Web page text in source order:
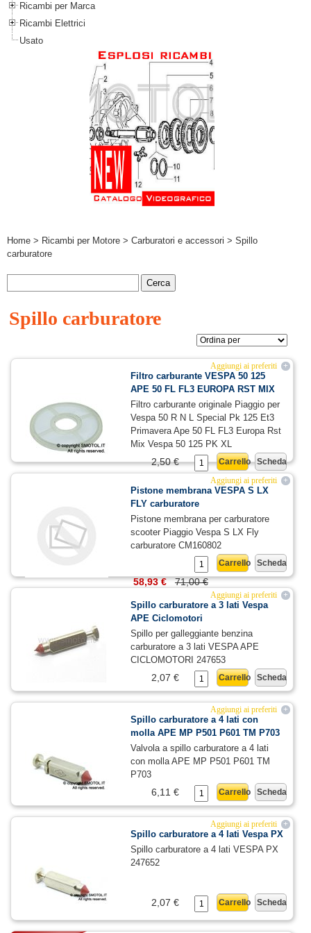
Ricambi per Marca
Ricambi Elettrici
Usato
Home > Ricambi per Motore > Carburatori e accessori > Spillo
carburatore
Spillo carburatore
+
Aggiungi ai preferiti
Filtro carburante VESPA 50 125
APE 50 FL FL3 EUROPA RST MIX
Filtro carburante originale Piaggio per
Vespa 50 R N L Special Pk 125 Et3
Primavera Ape 50 FL FL3 Europa Rst
Mix Vespa 50 125 PK XL
Scheda
Carrello
2,50 €
+
Aggiungi ai preferiti
Pistone membrana VESPA S LX
FLY carburatore
Pistone membrana per carburatore
scooter Piaggio Vespa S LX Fly
carburatore CM160802
Scheda
Carrello
71,00 €
58,93 €
+
Aggiungi ai preferiti
Spillo carburatore a 3 lati Vespa
APE Ciclomotori
Spillo per galleggiante benzina
carburatore a 3 lati VESPA APE
CICLOMOTORI 247653
Scheda
Carrello
2,07 €
+
Aggiungi ai preferiti
Spillo carburatore a 4 lati con
molla APE MP P501 P601 TM P703
Valvola a spillo carburatore a 4 lati
con molla APE MP P501 P601 TM
P703
Scheda
Carrello
6,11 €
+
Aggiungi ai preferiti
Spillo carburatore a 4 lati Vespa PX
Spillo carburatore a 4 lati VESPA PX
247652
Scheda
Carrello
2,07 €